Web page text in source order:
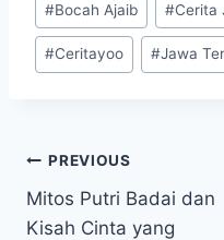
Tags:
#Bocah Ajaib #Cerita
#Ceritayoo #Jawa
Navigasi
pos
PREVIOUS
Mitos Putri Badai dan
Kisah Cinta yang